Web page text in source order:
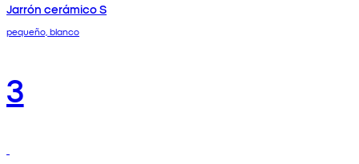
Jarrón cerámico S
pequeño, blanco
3